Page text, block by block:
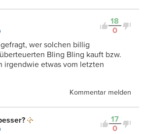
18
0
wer solchen billig
Bling Bling kauft bzw.
irgendwie etwas vom letzten
Kommentar melden
17
0